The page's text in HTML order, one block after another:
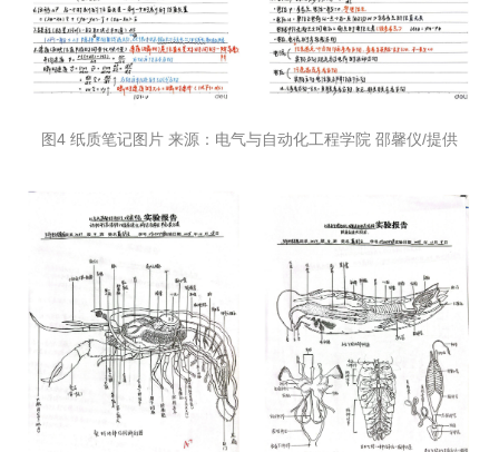
图4 纸质笔记图片 来源：电气与自动化工程学院 邵馨仪/提供